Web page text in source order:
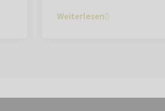
Weiterlesen